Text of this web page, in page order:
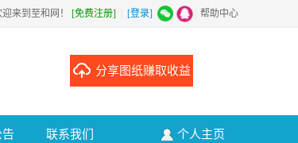
迎来到至和网！ [免费注册] [登录] 帮助中心
分享图纸赚取收益
告 联系我们 个人主页